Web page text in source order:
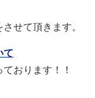
せて頂きます。
て
おります！！